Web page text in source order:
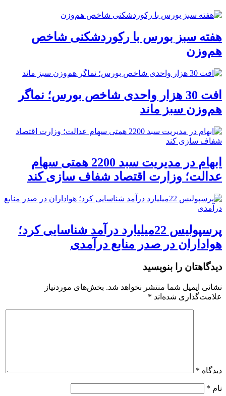
هفته سبز بورس با رکوردشکنی شاخص
هم‌وزن
افت 30 هزار واحدی شاخص بورس؛ نماگر
هم‌وزن سبز ماند
ابهام در مدیریت سبد 2200 همتی سهام
عدالت؛ وزارت اقتصاد شفاف سازی کند
پرسپولیس 22میلیارد درآمد شناسایی کرد؛
هواداران در صدر منابع درآمدی
دیدگاهتان را بنویسید
نشانی ایمیل شما منتشر نخواهد شد. بخش‌های موردنیاز
علامت‌گذاری شده‌اند *
دیدگاه *
نام *